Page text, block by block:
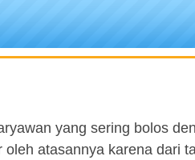
yang sering bolos
atasannya karena dari